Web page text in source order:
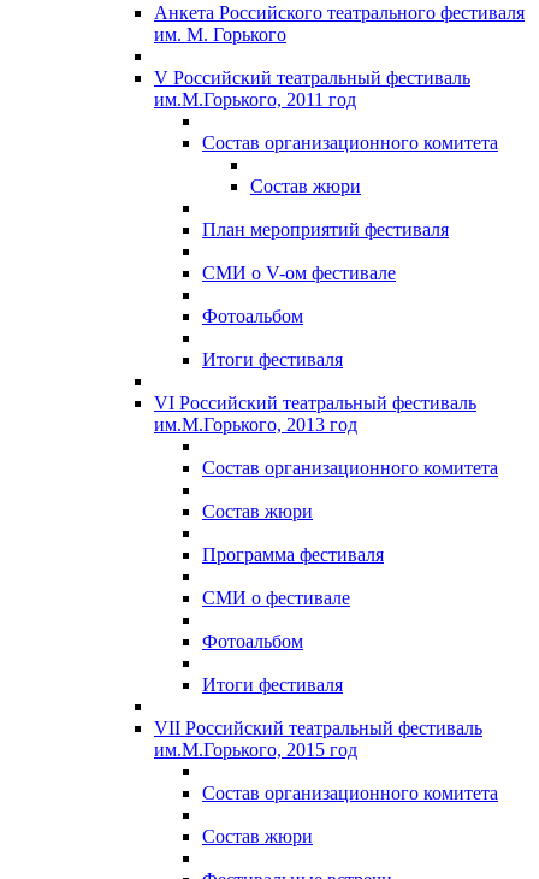
Анкета Российского театрального фестиваля
им. М. Горького
V Российский театральный фестиваль
им.М.Горького, 2011 год
Состав организационного комитета
Состав жюри
План мероприятий фестиваля
СМИ о V-ом фестивале
Фотоальбом
Итоги фестиваля
VI Российский театральный фестиваль
им.М.Горького, 2013 год
Состав организационного комитета
Состав жюри
Программа фестиваля
СМИ о фестивале
Фотоальбом
Итоги фестиваля
VII Российский театральный фестиваль
им.М.Горького, 2015 год
Состав организационного комитета
Состав жюри